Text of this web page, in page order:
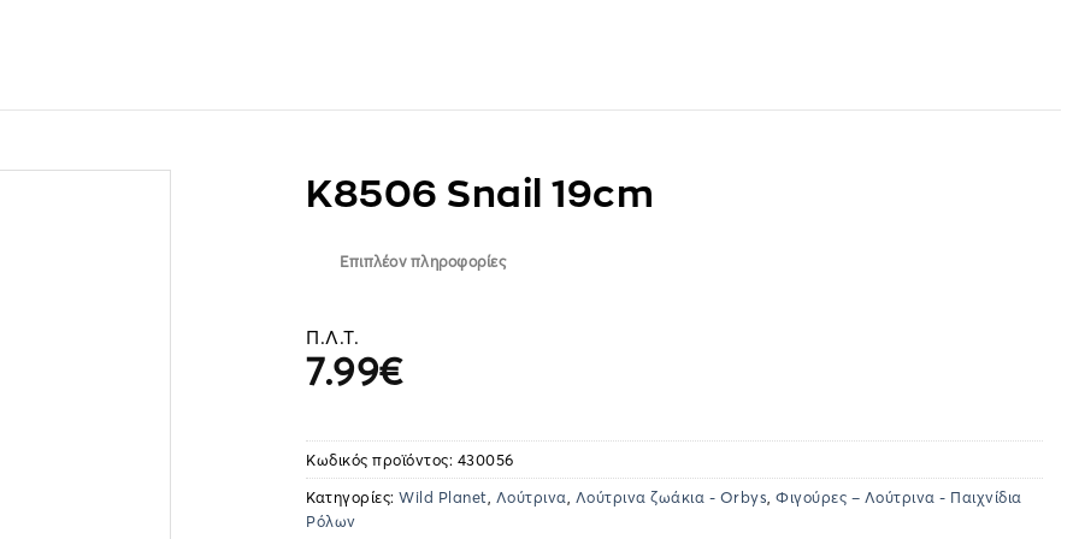
K8506 Snail 19cm
Επιπλέον πληροφορίες
Π.Λ.Τ.
7.99€
Κωδικός προϊόντος: 430056
Κατηγορίες: Wild Planet, Λούτρινα, Λούτρινα ζωάκια - Orbys, Φιγούρες – Λούτρινα - Παιχνίδια
Ρόλων